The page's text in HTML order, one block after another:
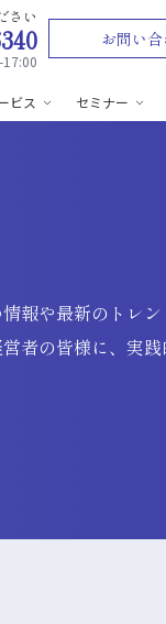
さい
お問い
ビス セミナー
報や最新のトレ
者の皆様に、実